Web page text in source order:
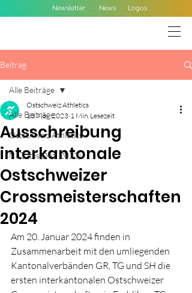
Newsletter · News · Logos
Beitrag
Alle Beiträge
Ostschweiz Athletics
NLZ (bis Dez. 2023)
Alle Beiträge
Ausschreibung
interkantonale
Ostschweizer
Crossmeisterschaften
2024
Ostschweiz Athletics
13. Nov. 2023 1 Min. Lesezeit
Am 20. Januar 2024 finden in
Zusammenarbeit mit den umliegenden
Kantonalverbänden GR, TG und SH die
ersten interkantonalen Ostschweizer